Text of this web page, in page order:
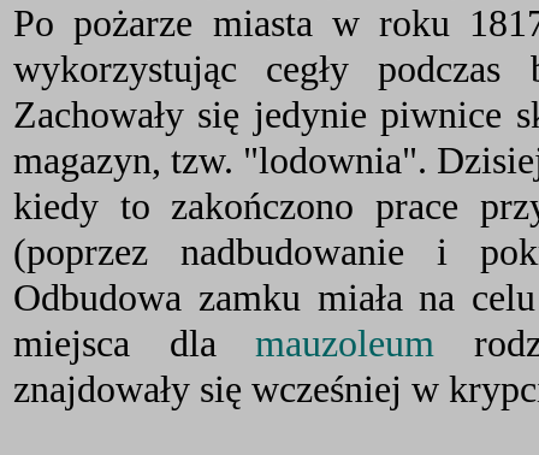
Po pożarze miasta w roku
wykorzystując cegły
Zachowały się jedynie piwnice
magazyn, tzw. "lodownia".
kiedy to zakończono prace
(poprzez nadbudowanie i
Odbudowa zamku miała na
miejsca dlamauzoleum
znajdowały się wcześniej w